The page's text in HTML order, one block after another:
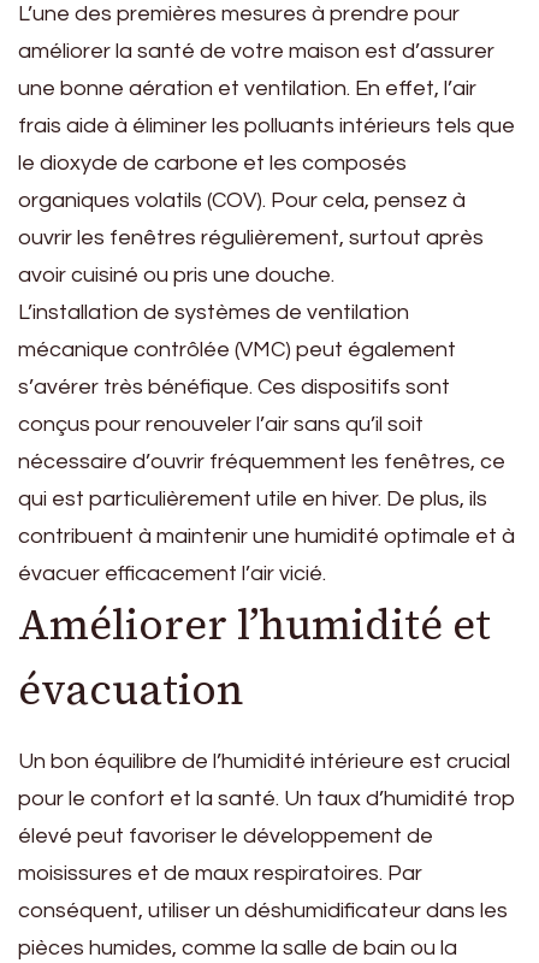
L’une des premières mesures à prendre pour
améliorer la santé de votre maison est d’assurer
une bonne aération et ventilation. En effet, l’air
frais aide à éliminer les polluants intérieurs tels que
le dioxyde de carbone et les composés
organiques volatils (COV). Pour cela, pensez à
ouvrir les fenêtres régulièrement, surtout après
avoir cuisiné ou pris une douche.
L’installation de systèmes de ventilation
mécanique contrôlée (VMC) peut également
s’avérer très bénéfique. Ces dispositifs sont
conçus pour renouveler l’air sans qu’il soit
nécessaire d’ouvrir fréquemment les fenêtres, ce
qui est particulièrement utile en hiver. De plus, ils
contribuent à maintenir une humidité optimale et à
évacuer efficacement l’air vicié.
Améliorer l’humidité et
évacuation
Un bon équilibre de l’humidité intérieure est crucial
pour le confort et la santé. Un taux d’humidité trop
élevé peut favoriser le développement de
moisissures et de maux respiratoires. Par
conséquent, utiliser un déshumidificateur dans les
pièces humides, comme la salle de bain ou la